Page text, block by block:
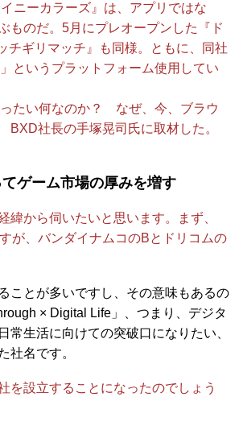
ニーカラーズ』は、アプリではな
ものだ。5月にプレオープンした『ド
チギリマッチ』も同様。ともに、同社
というプラットフォーム使用してい
ったい何なのか？ なぜ、今、ブラウ
社長の手塚晃司氏に取材した。
ゲーム市場の厚みを増す
から伺いたいと思います。まず、
が、バンダイナムコのBとドリコムの
とが多いですし、その意味もあるの
× Digital Life」、つまり、デジタ
常生活に向けての突破口になりたい、
社名です。
設立することになったのでしょう